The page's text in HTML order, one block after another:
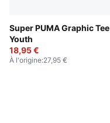
Super PUMA Graphic Tee
Youth
18,95 €
À l'origine:27,95 €